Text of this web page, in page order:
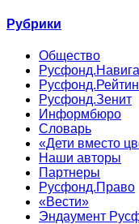
Рубрики
Общество
Русфонд.Зенит
Информбюро
Словарь
«Дети вместо
Наши авторы
Партнеры
Русфонд.Право
«Вести»
Эндаумент